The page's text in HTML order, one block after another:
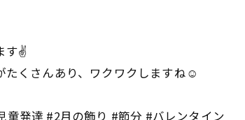
す✌️
たくさんあり、ワクワクしますね☺️
発達 #2月の飾り #節分 #バレンタイン